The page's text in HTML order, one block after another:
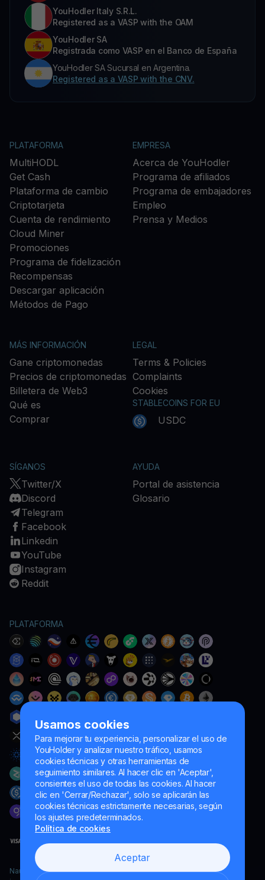
Usamos cookies
Para mejorar tu experiencia, personalizar el uso de
YouHolder y analizar nuestro tráfico, usamos
cookies técnicas y otras herramientas de
seguimiento similares. Al hacer clic en 'Aceptar',
consientes el uso de todas las cookies. Al hacer
clic en 'Cerrar/Rechazar', solo se aplicarán las
cookies técnicas estrictamente necesarias, según
los ajustes predeterminados.
Política de cookies
Aceptar
YouHodler Italy S.R.L.
Registered as a VASP with the OAM
YouHodler SA
Registrada como VASP en el Banco de España
YouHodler SA Sucursal en Argentina.
Registered as a VASP with the CNV.
PLATAFORMA
MultiHODL
Get Cash
Plataforma de cambio
Criptotarjeta
Cuenta de rendimiento
Cloud Miner
Promociones
Programa de fidelización
Recompensas
Descargar aplicación
Métodos de Pago
EMPRESA
Acerca de YouHodler
Programa de afiliados
Programa de embajadores
Empleo
Prensa y Medios
MÁS INFORMACIÓN
Gane criptomonedas
Precios de criptomonedas
Billetera de Web3
Qué es
Comprar
LEGAL
Terms & Policies
Complaints
Cookies
STABLECOINS FOR EU
USDC
SÍGANOS
Twitter/X
Discord
Telegram
Facebook
Linkedin
YouTube
Instagram
Reddit
AYUDA
Portal de asistencia
Glosario
PLATAFORMA
Naumard LTD. – únicamente para fines de desarrollo informático,